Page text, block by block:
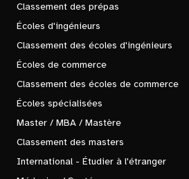
Classement des prépas
Écoles d'ingénieurs
Classement des écoles d'ingénieurs
Écoles de commerce
Classement des écoles de commerce
Écoles spécialisées
Master / MBA / Mastère
Classement des masters
International - Étudier à l'étranger